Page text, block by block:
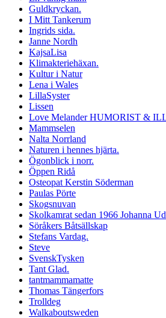
Guldkryckan.
I Mitt Tankerum
Ingrids sida.
Janne Nordh
KajsaLisa
Klimakteriehäxan.
Kultur i Natur
Lena i Wales
LillaSyster
Lissen
Love Melander HUMORIST &
Mammselen
Nalta Norrland
Naturen i hennes hjärta.
Ögonblick i norr.
Öppen Ridå
Osteopat Kerstin Söderman
Paulas Pörte
Skogsnuvan
Skolkamrat sedan 1966 Johanna
Söråkers Båtsällskap
Stefans Vardag.
Steve
SvenskTysken
Tant Glad.
tantmammamatte
Thomas Tängerfors
Trolldeg
Walkaboutsweden